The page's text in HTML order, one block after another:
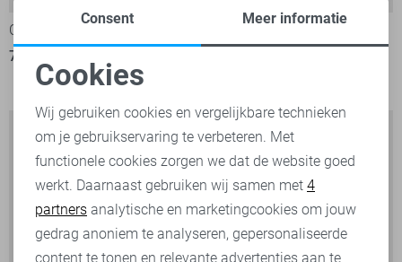
Cast Iron Korte broek
70,00
Noodzakelijke cookies
Personalisatie cookies
Analytische cookies
Marketing cookies
Consent Meer informatie
Cookies
Wij gebruiken cookies en vergelijkbare technieken
om je gebruikservaring te verbeteren. Met
functionele cookies zorgen we dat de website goed
werkt. Daarnaast gebruiken wij samen met 4
partners analytische en marketingcookies om jouw
gedrag anoniem te analyseren, gepersonaliseerde
content te tonen en relevante advertenties aan te